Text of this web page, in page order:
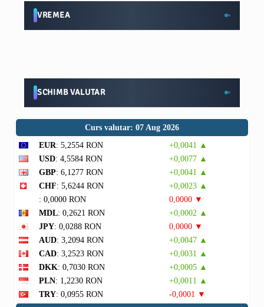
VREMEA
SCHIMB VALUTAR
Curs valutar: 07 Aug 2026
EUR: 5,2554 RON
+0,0041 ▲
USD: 4,5584 RON
+0,0077 ▲
GBP: 6,1277 RON
+0,0041 ▲
CHF: 5,6244 RON
+0,0023 ▲
: 0,0000 RON
0,0000 ▼
MDL: 0,2621 RON
+0,0002 ▲
JPY: 0,0288 RON
0,0000 ▼
AUD: 3,2094 RON
+0,0047 ▲
CAD: 3,2523 RON
+0,0031 ▲
DKK: 0,7030 RON
+0,0005 ▲
PLN: 1,2230 RON
+0,0011 ▲
TRY: 0,0955 RON
-0,0001 ▼